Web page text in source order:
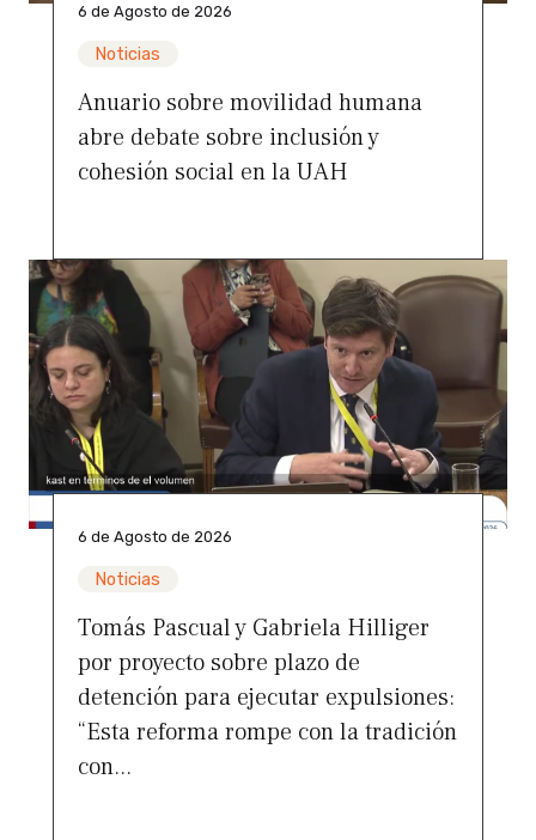
6 de Agosto de 2026
Noticias
Anuario sobre movilidad humana
abre debate sobre inclusión y
cohesión social en la UAH
6 de Agosto de 2026
Noticias
Tomás Pascual y Gabriela Hilliger
por proyecto sobre plazo de
detención para ejecutar expulsiones:
“Esta reforma rompe con la tradición
con...